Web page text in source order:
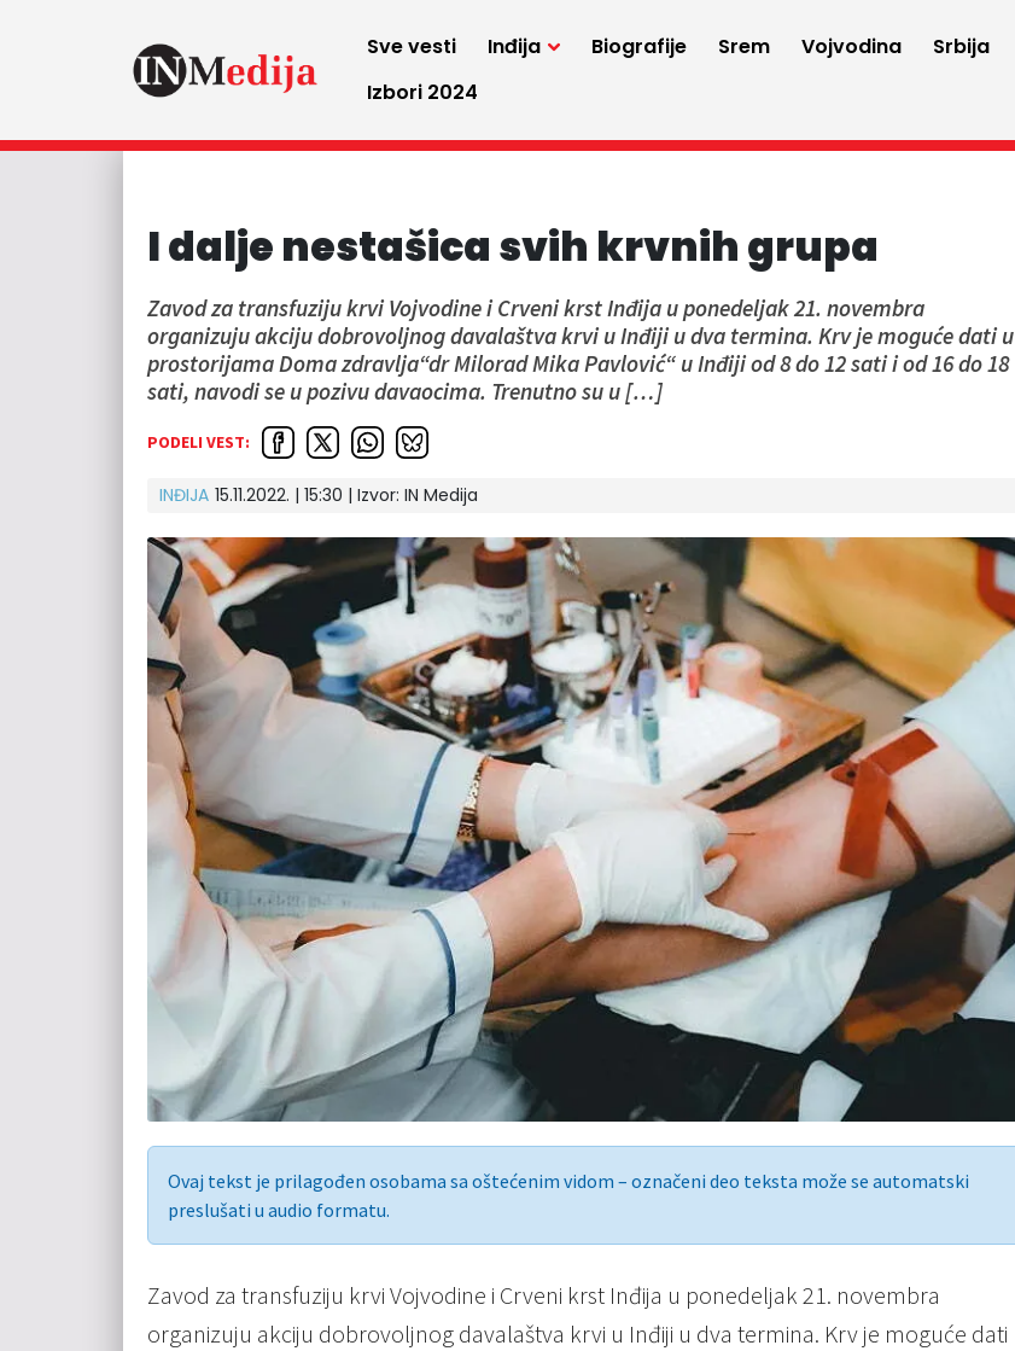
Sve vesti Inđija Biografije Srem Vojvodina Srbija
Izbori 2024
I dalje nestašica svih krvnih grupa
Zavod za transfuziju krvi Vojvodine i Crveni krst Inđija u ponedeljak 21. novembra
organizuju akciju dobrovoljnog davalaštva krvi u Inđiji u dva termina. Krv je moguće dati u
prostorijama Doma zdravlja“dr Milorad Mika Pavlović“ u Inđiji od 8 do 12 sati i od 16 do 18
sati, navodi se u pozivu davaocima. Trenutno su u […]
PODELI VEST:
INĐIJA 15.11.2022. | 15:30 | Izvor: IN Medija
Ovaj tekst je prilagođen osobama sa oštećenim vidom – označeni deo teksta može se automatski
preslušati u audio formatu.
Zavod za transfuziju krvi Vojvodine i Crveni krst Inđija u ponedeljak 21. novembra
organizuju akciju dobrovoljnog davalaštva krvi u Inđiji u dva termina. Krv je moguće dati